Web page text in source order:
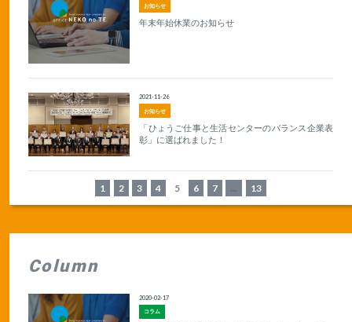
お知らせ
年末年始休業のお知らせ
お知らせ
2021-11-26
「ひょうご仕事と生活センターのバランス企業表
彰」に選ばれました！
1 2 3 4 5 6 7 ... 13
Column
コラム
2020-02-17